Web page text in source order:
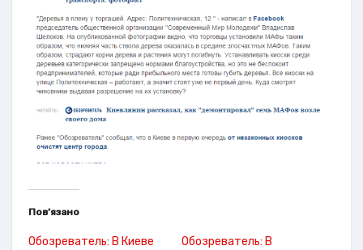
Пов’язано
Обозреватель: В Киеве
Обозреватель: В